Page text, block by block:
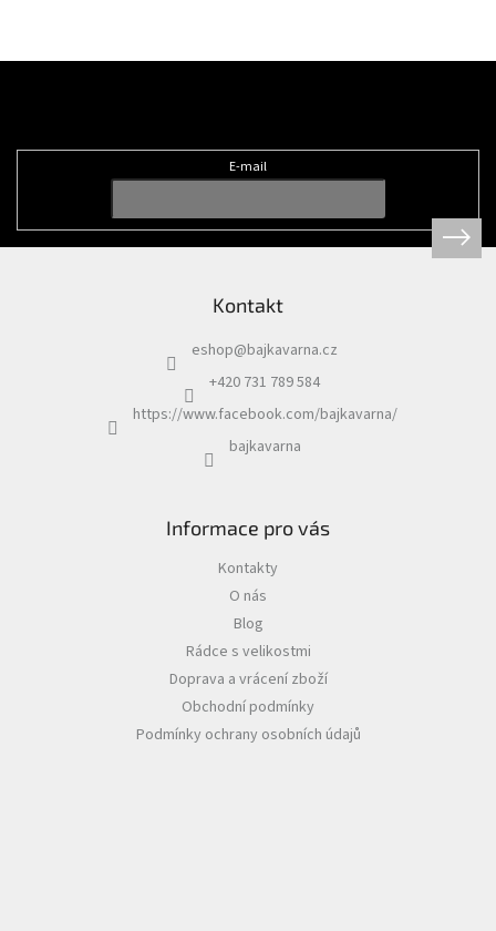
E-mail
Kontakt
eshop@bajkavarna.cz
+420 731 789 584
https://www.facebook.com/bajkavarna/
bajkavarna
Informace pro vás
Kontakty
O nás
Blog
Rádce s velikostmi
Doprava a vrácení zboží
Obchodní podmínky
Podmínky ochrany osobních údajů